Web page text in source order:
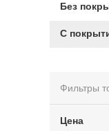
Без
С
Фильтры
Цена